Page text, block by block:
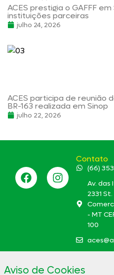
ACES prestigia o GAFFF
instituições parceiras
julho 24, 2026
ACES participa de reunião
BR-163 realizada em Sinop
julho 22, 2026
Contato
(66)
Av. das
2331 St.
- MT
100
Aviso de Cookies